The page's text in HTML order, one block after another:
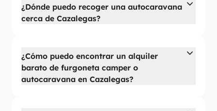
¿Dónde puedo recoger una autocaravana
cerca de Cazalegas?
¿Cómo puedo encontrar un alquiler
barato de furgoneta camper o
autocaravana en Cazalegas?